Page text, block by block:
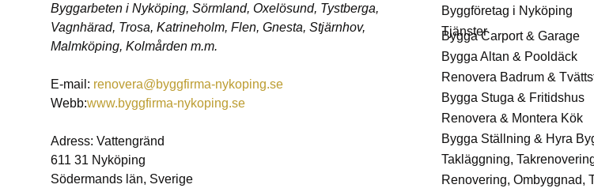
Byggarbeten i Nyköping, Sörmland, Oxelösund, Tystberga,
Vagnhärad, Trosa, Katrineholm, Flen, Gnesta, Stjärnhov,
Malmköping, Kolmården m.m.
E-mail: renovera@byggfirma-nykoping.se
Webb:www.byggfirma-nykoping.se
Adress: Vattengränd
611 31 Nyköping
Södermands län, Sverige
Byggföretag i Nyköping
Tjänster
Bygga Carport & Garage
Bygga Altan & Pooldäck
Renovera Badrum &
Bygga Stuga & Fritidshus
Renovera & Montera Kök
Bygga Ställning & Hyra
Takläggning,
Renovering, Ombyggnad,